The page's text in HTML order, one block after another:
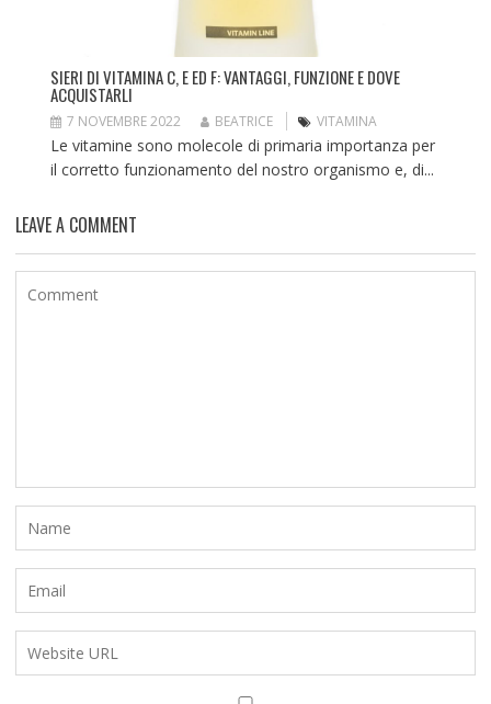
SIERI DI VITAMINA C, E ED F: VANTAGGI, FUNZIONE E DOVE
ACQUISTARLI
7 NOVEMBRE 2022 BEATRICE VITAMINA
Le vitamine sono molecole di primaria importanza per
il corretto funzionamento del nostro organismo e, di...
LEAVE A COMMENT